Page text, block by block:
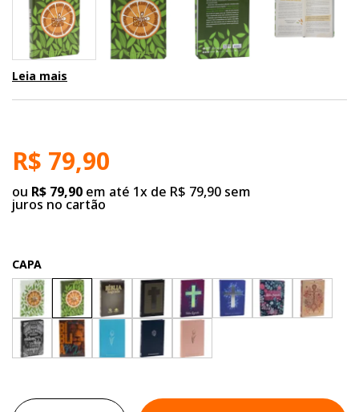
Leia mais
R$ 79,90
ou R$ 79,90 em até 1x de R$ 79,90 sem
juros no cartão
CAPA